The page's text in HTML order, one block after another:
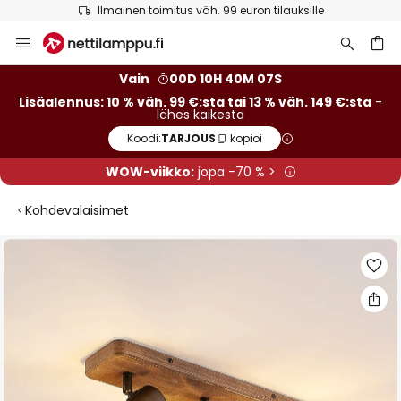
Ilmainen toimitus väh. 99 euron tilauksille
to
Vain
00D 10H 40M 06S
Lisäalennus: 10 % väh. 99 €:sta tai 13 % väh. 149 €:sta -
lähes kaikesta
Koodi:TARJOUS kopioi
WOW-viikko:jopa -70 % >
Kohdevalaisimet
Skip